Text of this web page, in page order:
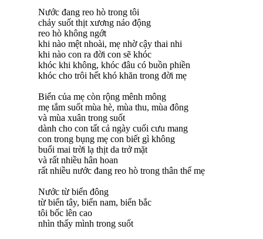
Nước đang reo hò trong tôi
chảy suốt thịt xương náo động
reo hò không ngớt
khi nào mệt nhoài, mẹ nhờ cậy thai nhi
khi nào con ra đời con sẽ khóc
khóc khi không, khóc đâu có buồn phiền
khóc cho trôi hết khó khăn trong đời mẹ
Biển của mẹ còn rộng mênh mông
mẹ tắm suốt mùa hè, mùa thu, mùa đông
và mùa xuân trong suốt
dành cho con tất cả ngày cuối cưu mang
con trong bụng mẹ con biết gì không
buổi mai trời lạ thịt da trở mặt
và rất nhiều hân hoan
rất nhiều nước đang reo hò trong thân thể mẹ
Nước từ biển đông
từ biển tây, biển nam, biển bắc
tôi bốc lên cao
nhìn thấy mình trong suốt